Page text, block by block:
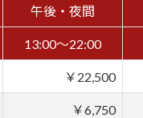
午後・夜間
13:00～22:00
￥22,500
￥6,750